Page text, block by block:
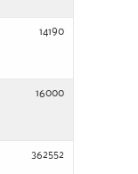
14190
16000
362552